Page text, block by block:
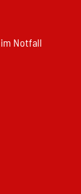
Notfall